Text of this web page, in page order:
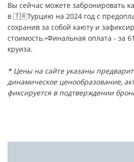
Вы сейчас можете забронировать
в 🇹🇷Турцию на 2024 год с
сохранив за собой каюту и
стоимость.▫️Финальная оплата - за
круиза.
* Цены на сайте указаны
динамическое ценообразование,
фиксируется в подтверждении